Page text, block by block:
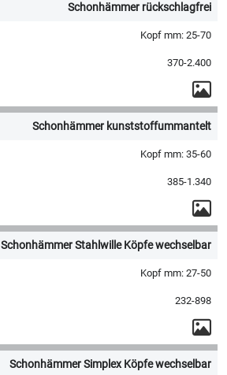
Schonhämmer rückschlagfrei
Kopf mm: 25-70
370-2.400
Schonhämmer kunststoffummantelt
Kopf mm: 35-60
385-1.340
Schonhämmer Stahlwille Köpfe wechselbar
Kopf mm: 27-50
232-898
Schonhämmer Simplex Köpfe wechselbar